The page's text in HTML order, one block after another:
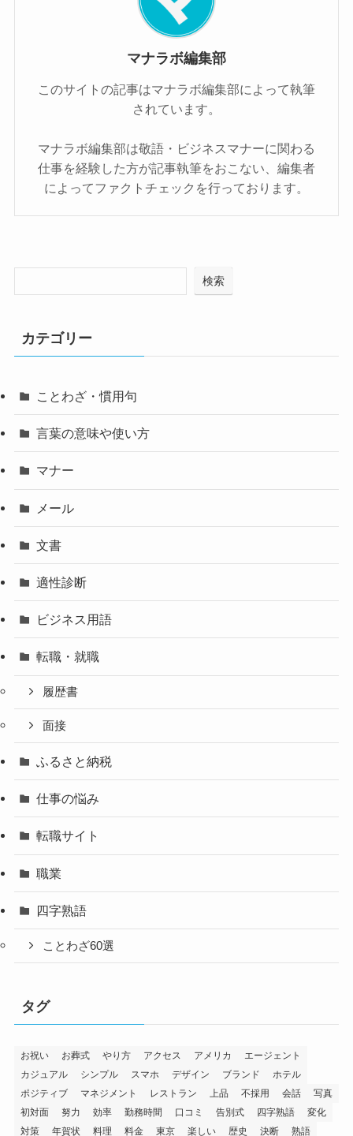
マナラボ編集部
このサイトの記事はマナラボ編集部によって執筆
されています。
マナラボ編集部は敬語・ビジネスマナーに関わる
仕事を経験した方が記事執筆をおこない、編集者
によってファクトチェックを行っております。
検索
カテゴリー
ことわざ・慣用句
言葉の意味や使い方
マナー
メール
文書
適性診断
ビジネス用語
転職・就職
履歴書
面接
ふるさと納税
仕事の悩み
転職サイト
職業
四字熟語
ことわざ60選
タグ
お祝い お葬式 やり方 アクセス アメリカ
エージェント
カジュアル
シンプル スマホ デザイン ブランド
ホテル
ポジティブ
マネジメント レストラン 上品 不採用 会話
写真
初対面
努力 効率 勤務時間 口コミ 告別式 四字熟語
変化
対策
年賀状 料理 料金 東京 楽しい 歴史 決断 熟語